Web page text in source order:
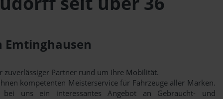
Emtinghausen
zuverlässiger Partner rund um Ihre Mobilität.
kompetenten Meisterservice für Fahrzeuge aller Marken.
uns ein interessantes Angebot an Gebraucht- und